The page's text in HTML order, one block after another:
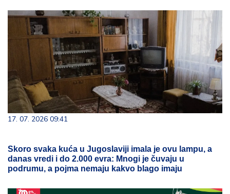
17. 07. 2026 09:41
Skoro svaka kuća u Jugoslaviji imala je ovu lampu, a
danas vredi i do 2.000 evra: Mnogi je čuvaju u
podrumu, a pojma nemaju kakvo blago imaju